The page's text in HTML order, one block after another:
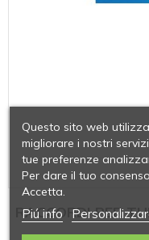
RACCORDI PER
Questo sito web
migliorare i nostri
tue preferenze
Per dare il tuo
Accetta.
Piú info